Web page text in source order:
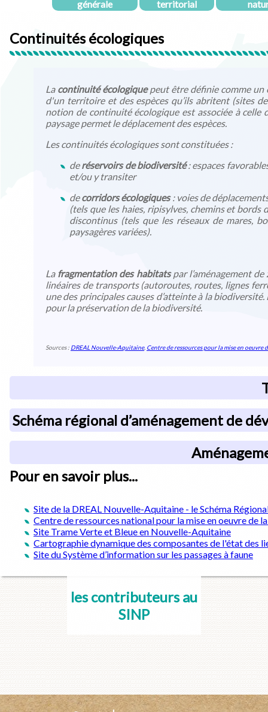
générale
territorial
Continuités écologiques
La continuité écologiquepeut être définie comme un
d'un territoire et des espèces qu’ils abritent (sites
notion de continuité écologique est associée à celle
paysage permet le déplacement des espèces.
Les continuités écologiques sont constituées :
deréservoirs de biodiversité: espaces
et/ou y transiter
decorridors écologiques: voies de
(tels que les haies, ripisylves, chemins et bords
discontinus (tels que les réseaux de mares,
paysagères variées).
Lafragmentation des habitatspar l’aménagement
linéaires de transports (autoroutes, routes, lignes
une des principales causes d’atteinte à la
pour la préservation de la biodiversité.
Sources : DREAL Nouvelle-Aquitaine, Centre de ressources pour la mise en oeuvre
Schéma régional d’aménagement de
Pour en savoir plus...
Site de la DREAL Nouvelle-Aquitaine - le Schéma
Centre de ressources national pour la mise en oeuvre de
Site Trame Verte et Bleue en Nouvelle-Aquitaine
Cartographie dynamique des composantes de l'état des
Site du Système d’information sur les passages à faune
les contributeurs au
SINP